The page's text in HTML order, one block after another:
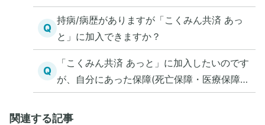
Q
持病/病歴がありますが「こくみん共済 あっ
と」に加入できますか？
Q
「こくみん共済 あっと」に加入したいのです
が、自分にあった保障(死亡保障・医療保障)
を知る方法を教えてください。
関連する記事